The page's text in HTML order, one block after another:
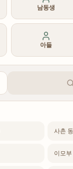
남동생
아들
사촌
이모부